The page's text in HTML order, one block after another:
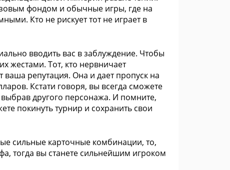
фондом и обычные игры, где на
Кто не рискует тот не играет в
вводить вас в заблуждение. Чтобы
жестами. Тот, кто нервничает
репутация. Она и дает пропуск на
Кстати говоря, вы всегда сможете
другого персонажа. И помните,
покинуть турнир и сохранить свои
сильные карточные комбинации, то,
тогда вы станете сильнейшим игроком